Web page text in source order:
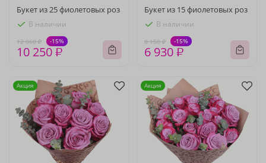
Букет из 25 фиолетовых роз
В наличии
12 060 ₽ -15%
10 250 ₽
Букет из 15 фиолетовых роз
В наличии
8 150 ₽ -15%
6 930 ₽
Акция Акция